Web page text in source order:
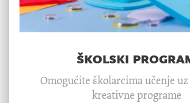
školski
Omogućite školarcima učenje
kreativne programe